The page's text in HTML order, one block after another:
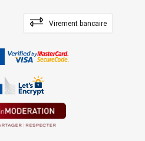
Virement bancaire